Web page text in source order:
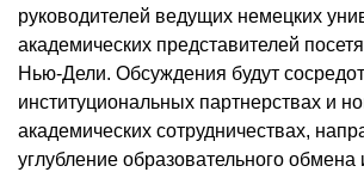
руководителей ведущих немецких
академических представителей
Нью-Дели. Обсуждения будут
институциональных партнерствах и
академических сотрудничествах,
углубление образовательного обмена